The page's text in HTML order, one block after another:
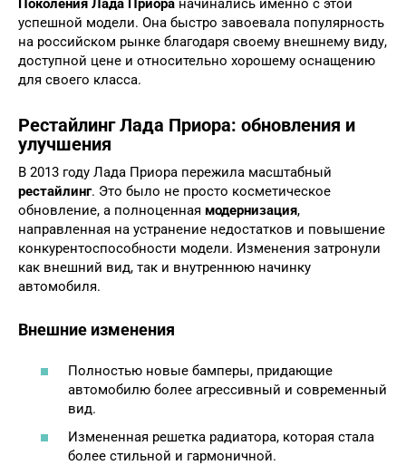
Поколения Лада Приора начинались именно с этой
успешной модели. Она быстро завоевала популярность
на российском рынке благодаря своему внешнему виду,
доступной цене и относительно хорошему оснащению
для своего класса.
Рестайлинг Лада Приора: обновления и
улучшения
В 2013 году Лада Приора пережила масштабный
рестайлинг. Это было не просто косметическое
обновление, а полноценная модернизация,
направленная на устранение недостатков и повышение
конкурентоспособности модели. Изменения затронули
как внешний вид, так и внутреннюю начинку
автомобиля.
Внешние изменения
Полностью новые бамперы, придающие
автомобилю более агрессивный и современный
вид.
Измененная решетка радиатора, которая стала
более стильной и гармоничной.